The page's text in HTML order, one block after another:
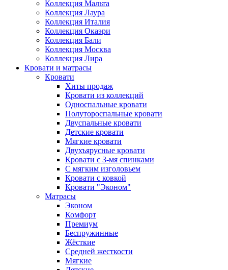
Коллекция Мальта
Коллекция Лаура
Коллекция Италия
Коллекция Окаэри
Коллекция Бали
Коллекция Москва
Коллекция Лира
Кровати и матрасы
Кровати
Хиты продаж
Кровати из коллекций
Односпальные кровати
Полутороспальные кровати
Двуспальные кровати
Детские кровати
Мягкие кровати
Двухъярусные кровати
Кровати с 3-мя спинками
С мягким изголовьем
Кровати с ковкой
Кровати "Эконом"
Матрасы
Эконом
Комфорт
Премиум
Беспружинные
Жёсткие
Средней жесткости
Мягкие